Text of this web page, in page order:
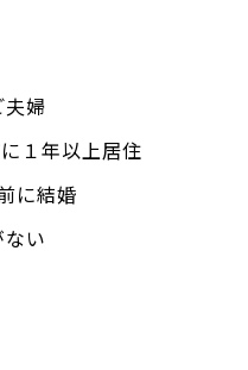
婦
１年以上居住
に結婚
い